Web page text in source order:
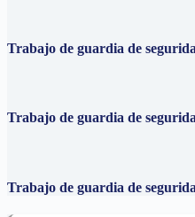
Trabajo de guardia de
Trabajo de guardia de
Trabajo de guardia de